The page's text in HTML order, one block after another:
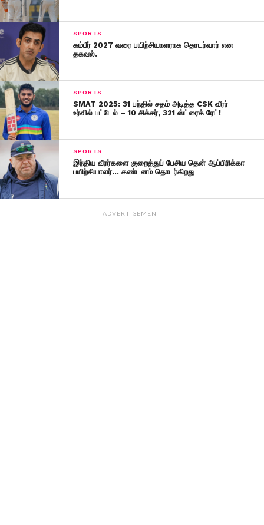
SPORTS
கம்பீர் 2027 வரை பயிற்சியாளராக தொடர்வார் என
தகவல்.
SPORTS
SMAT 2025: 31 பந்தில் சதம் அடித்த CSK வீரர்
உர்வில் பட்டேல் – 10 சிக்சர், 321 ஸ்ட்ரைக் ரேட்!
SPORTS
இந்திய வீரர்களை குறைத்துப் பேசிய தென் ஆப்பிரிக்கா
பயிற்சியாளர்… கண்டனம் தொடர்கிறது
ADVERTISEMENT